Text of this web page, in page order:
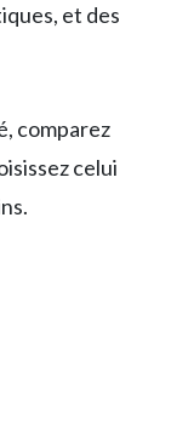
et des
comparez
celui